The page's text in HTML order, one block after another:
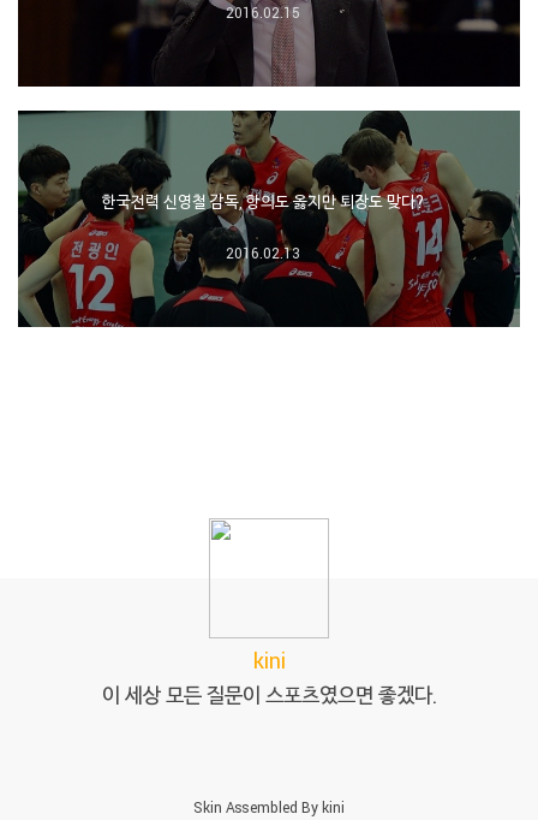
2016.02.15
한국전력 신영철 감독, 항의도 옳지만 퇴장도 맞다?
2016.02.13
kini
이 세상 모든 질문이 스포츠였으면 좋겠다.
Skin Assembled Bykini